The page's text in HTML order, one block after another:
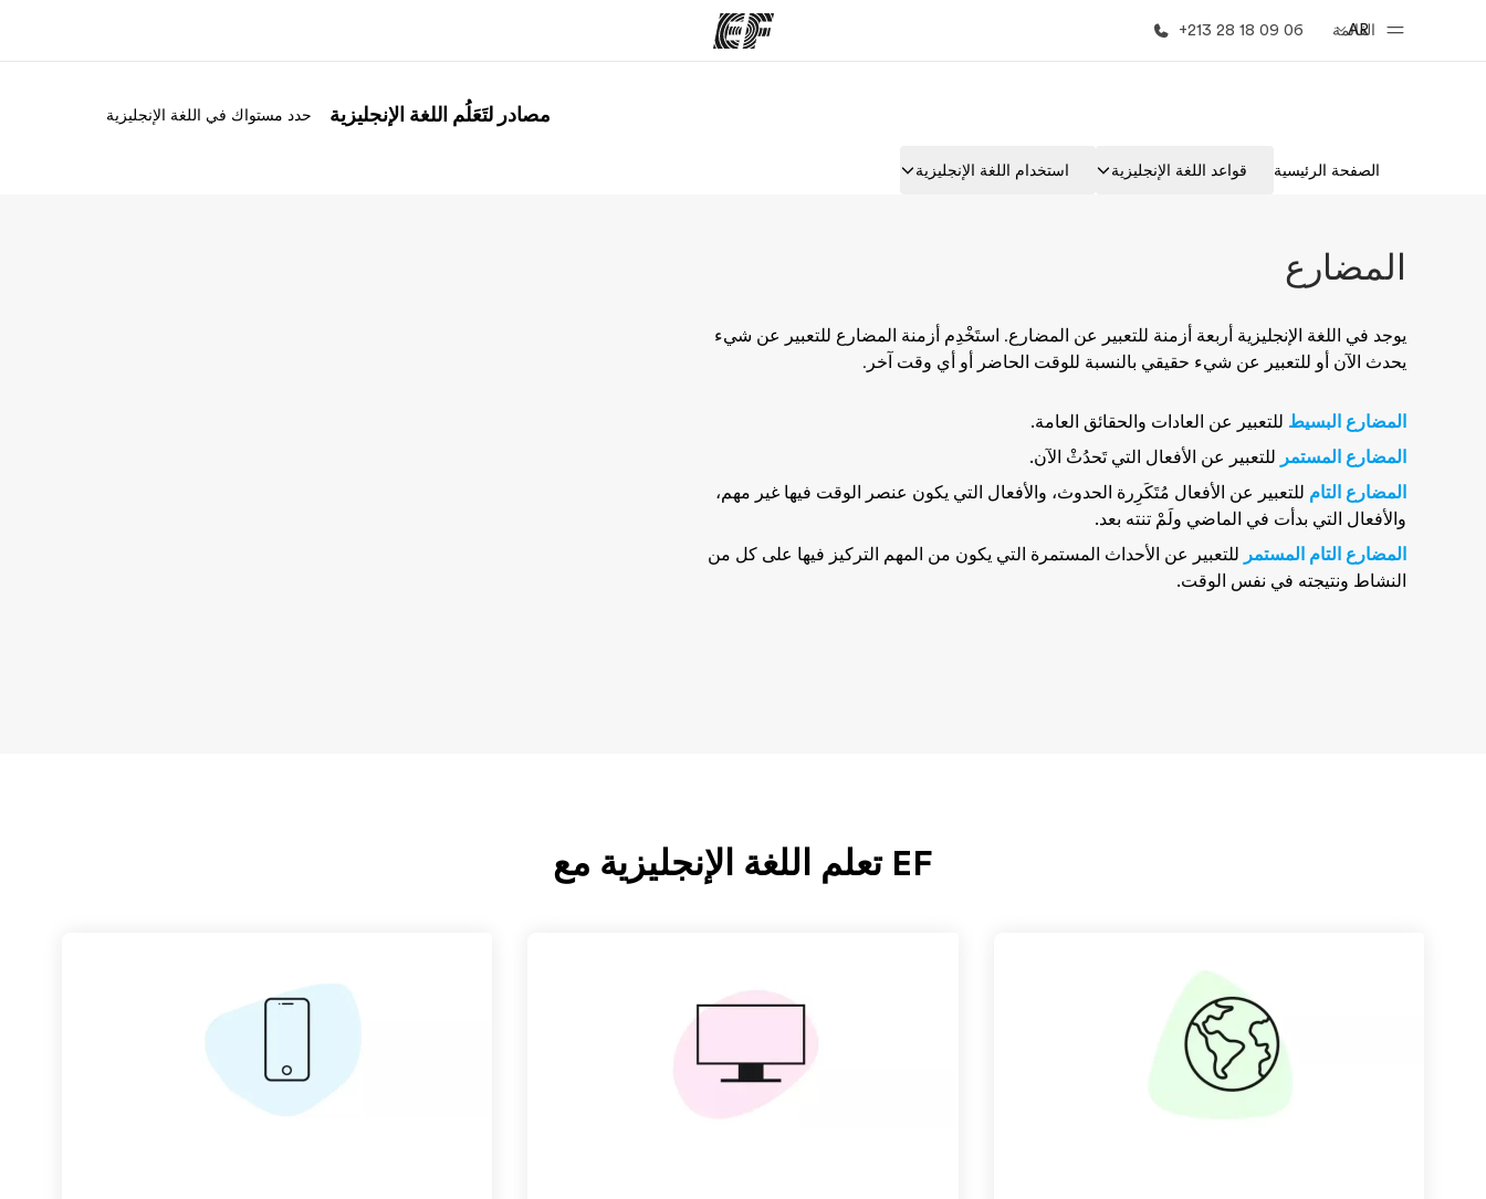
القائمة
AR
+213 28 18 09 06
الصفحة الرئيسية برامج
مصادر لتَعَلُم اللغة الإنجليزية حدد مستواك في اللغة الإنجليزية
الصفحة الرئيسية قواعد اللغة الإنجليزية استخدام اللغة الإنجليزية
المضارع
يوجد في اللغة الإنجليزية أربعة أزمنة للتعبير عن المضارع. استَخْدِم أزمنة المضارع للتعبير عن شيء
يحدث الآن أو للتعبير عن شيء حقيقي بالنسبة للوقت الحاضر أو أي وقت آخر.
المضارع البسيط للتعبير عن العادات والحقائق العامة.
المضارع المستمر للتعبير عن الأفعال التي تَحدُثْ الآن.
المضارع التام للتعبير عن الأفعال مُتَكَرِرة الحدوث، والأفعال التي يكون عنصر الوقت فيها غير مهم،
والأفعال التي بدأت في الماضي ولَمْ تنته بعد.
المضارع التام المستمر للتعبير عن الأحداث المستمرة التي يكون من المهم التركيز فيها على كل من
النشاط ونتيجته في نفس الوقت.
EF تعلم اللغة الإنجليزية مع